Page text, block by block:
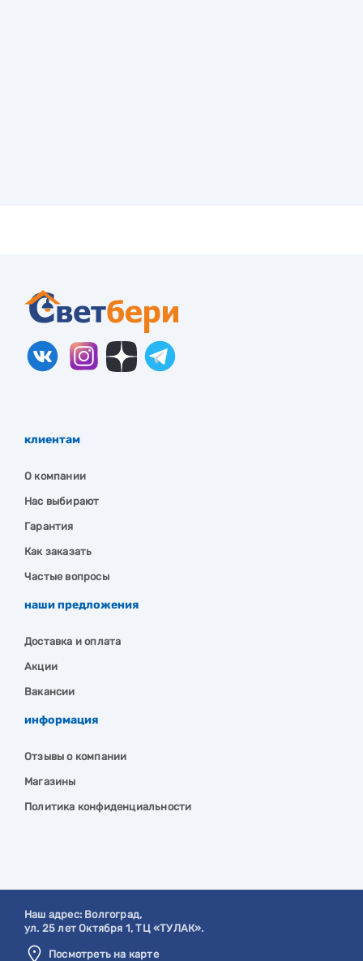
клиентам
О компании
Нас выбирают
Гарантия
Как заказать
Частые вопросы
наши предложения
Доставка и оплата
Акции
Вакансии
информация
Отзывы о компании
Магазины
Политика конфиденциальности
Наш адрес: Волгоград,
ул. 25 лет Октября 1, ТЦ «ТУЛАК».
Посмотреть на карте